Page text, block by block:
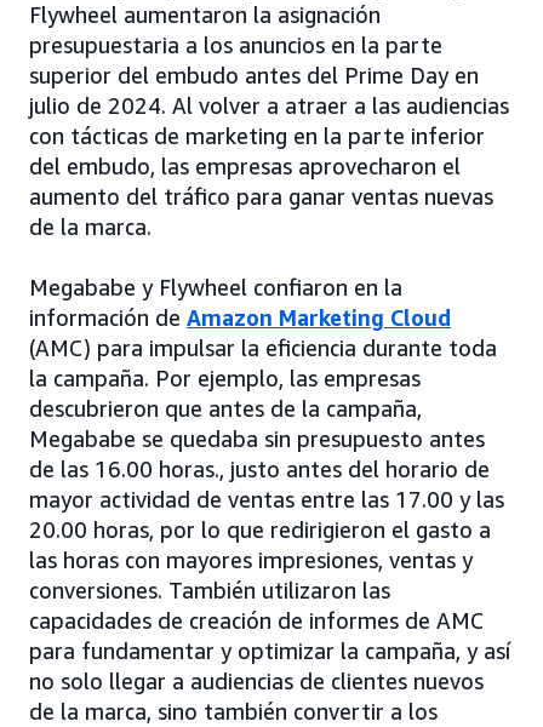
Flywheel aumentaron la asignación
presupuestaria a los anuncios en la parte
superior del embudo antes del Prime Day en
julio de 2024. Al volver a atraer a las audiencias
con tácticas de marketing en la parte inferior
del embudo, las empresas aprovecharon el
aumento del tráfico para ganar ventas nuevas
de la marca.
Megababe y Flywheel confiaron en la
información de Amazon Marketing Cloud
(AMC) para impulsar la eficiencia durante toda
la campaña. Por ejemplo, las empresas
descubrieron que antes de la campaña,
Megababe se quedaba sin presupuesto antes
de las 16.00 horas., justo antes del horario de
mayor actividad de ventas entre las 17.00 y las
20.00 horas, por lo que redirigieron el gasto a
las horas con mayores impresiones, ventas y
conversiones. También utilizaron las
capacidades de creación de informes de AMC
para fundamentar y optimizar la campaña, y así
no solo llegar a audiencias de clientes nuevos
de la marca, sino también convertir a los